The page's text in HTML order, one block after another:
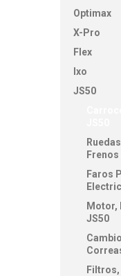
Optimax
X-Pro
Flex
Ixo
JS50
Faros
Motor,
JS50